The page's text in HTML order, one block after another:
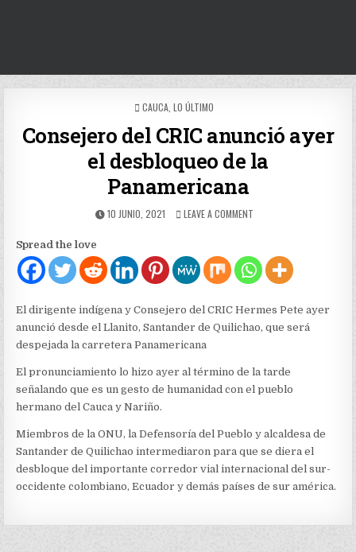
POSTED
CAUCA LO ÚLTIMO
Consejero del CRIC anunció ayer
el desbloqueo de la
Panamericana
PUBLISHED
10 JUNIO, 2021 LEAVE A COMMENTON
CRIC
ANUNCIÓ
AYER
DESBLOQUEO
LA
Spread the love
El dirigente indígena y Consejero del CRIC Hermes Pete ayer
anunció desde el Llanito, Santander de Quilichao, que será
despejada la carretera Panamericana
El pronunciamiento lo hizo ayer al término de la tarde
señalando que es un gesto de humanidad con el pueblo
hermano del Cauca y Nariño.
Miembros de la ONU, la Defensoría del Pueblo y alcaldesa de
Santander de Quilichao intermediaron para que se diera el
desbloque del importante corredor vial internacional del sur-
occidente colombiano, Ecuador y demás países de sur américa.